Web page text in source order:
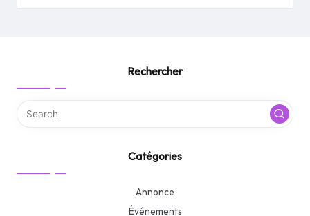
Rechercher
Catégories
Annonce
Événements